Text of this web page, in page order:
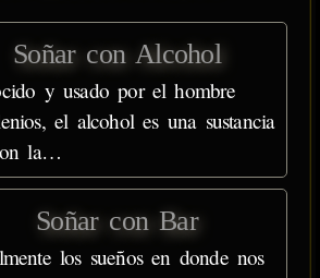
Soñar con Alcohol
y usado por el hombre
el alcohol es una sustancia
la…
Soñar con Bar
los sueños en donde nos